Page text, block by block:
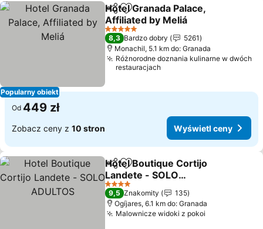
Popularny obiekt
Udostępnij
Dodaj do ulubionych
Hotel Granada Palace,
Affiliated by Meliá
Wyświetl ceny
5 Kategoria
8,3 Bardzo dobry
5261
Monachil, 5.1 km do: Granada
Różnorodne doznania kulinarne w dwóch
restauracjach
Od 449 zł
Zobacz ceny z 10 stron Wyświetl ceny
Udostępnij
Dodaj do ulubionych
Hotel Boutique Cortijo
Landete - SOLO
ADULTOS
Wyświetl ceny
4 Kategoria
9,5 Znakomity
135
Ogíjares, 6.1 km do: Granada
Malownicze widoki z pokoi